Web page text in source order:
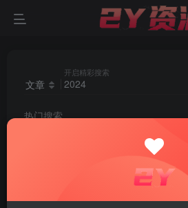
文章
开启精彩搜索
热门搜索
伪原创
知识付费
captcha 拉新